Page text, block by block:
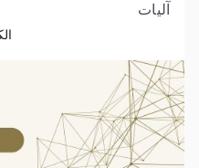
آليات